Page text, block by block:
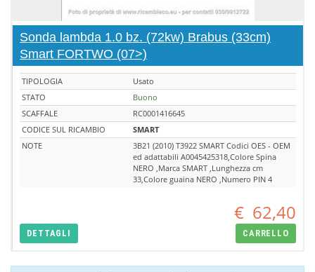
Sonda lambda 1.0 bz. (72kw) Brabus (33cm)
Smart FORTWO (07>)
TIPOLOGIA
Usato
STATO
Buono
SCAFFALE
RC0001416645
CODICE SUL RICAMBIO
SMART
NOTE
3B21 (2010) T3922 SMART Codici OES - OEM
ed adattabili A0045425318,Colore Spina
NERO ,Marca SMART ,Lunghezza cm
33,Colore guaina NERO ,Numero PIN 4
€ 62,40
DETTAGLI CARRELLO